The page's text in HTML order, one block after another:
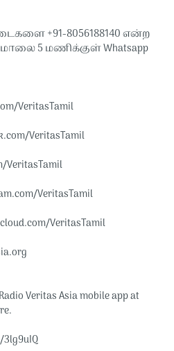
+91-8056188140 என்ற
5 மணிக்குள் Whatsapp
VeritasTamil​​
VeritasTamil​​
VeritasTamil​​
VeritasTamil​​
Veritas Asia mobile app at